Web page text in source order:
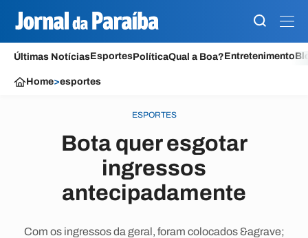
Últimas NotíciasEsportesPolíticaQual a Boa?Entretenimento
Home>esportes
ESPORTES
Bota quer esgotar
ingressos
antecipadamente
Com os ingressos da geral, foram colocados &agrave;